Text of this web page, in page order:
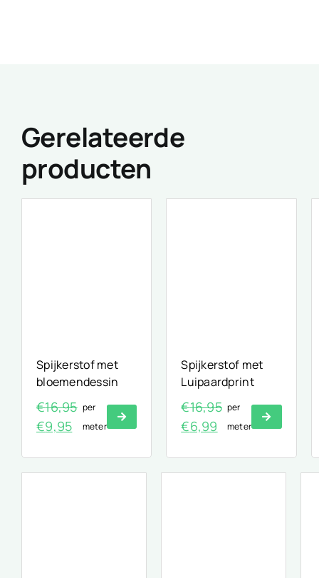
Gerelateerde
producten
Spijkerstof met
bloemendessin
€16,95
Oorspronkelijke
was:
€9,95Huidige
is:
per
meter
Spijkerstof met
Luipaardprint
€16,95
Oorspronkelijke
was:
€6,99 Huidige
is:
per
meter